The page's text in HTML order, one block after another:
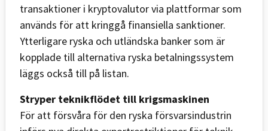
transaktioner i kryptovalutor via plattformar som
används för att kringgå finansiella sanktioner.
Ytterligare ryska och utländska banker som är
kopplade till alternativa ryska betalningssystem
läggs också till på listan.
Stryper teknikflödet till krigsmaskinen
För att försvåra för den ryska försvarsindustrin